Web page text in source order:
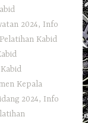
2024, Info
Kabid
Kepala
2024, Info